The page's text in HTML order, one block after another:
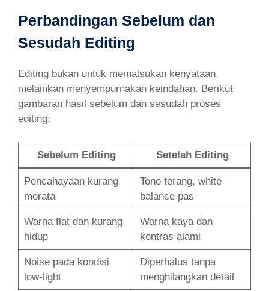
Perbandingan Sebelum dan
Sesudah Editing
Editing bukan untuk memalsukan kenyataan,
melainkan menyempurnakan keindahan. Berikut
gambaran hasil sebelum dan sesudah proses
editing:
Sebelum Editing Setelah Editing
Pencahayaan kurang
merata
Tone terang, white
balance pas
Warna flat dan kurang
hidup
Warna kaya dan
kontras alami
Noise pada kondisi
low-light
Diperhalus tanpa
menghilangkan detail